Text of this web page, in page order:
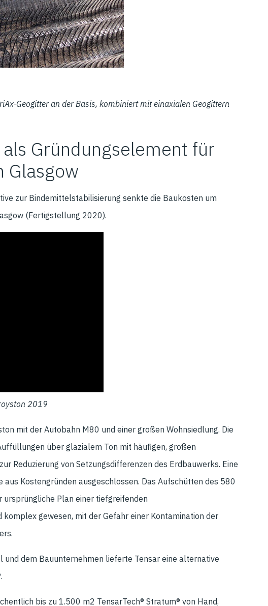
Geogitter an der Basis, kombiniert mit einaxialen Geogittern
Gründungselement für
Glasgow
zur Bindemittelstabilisierung senkte die Baukosten um
(Fertigstellung 2020).
2019
mit der Autobahn M80 und einer großen Wohnsiedlung. Die
über glazialem Ton mit häufigen, großen
Reduzierung von Setzungsdifferenzen des Erdbauwerks. Eine
Kostengründen ausgeschlossen. Das Aufschütten des 580
ursprüngliche Plan einer tiefgreifenden
gewesen, mit der Gefahr einer Kontamination der
und dem Bauunternehmen lieferte Tensar eine alternative
bis zu 1.500 m2 TensarTech® Stratum® von Hand,